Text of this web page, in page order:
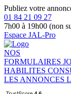
Publiez votre
01 84 21 09 27
7h00 à 19h00 (non
Espace JAL-Pro
NOS
FORMULAIRES
HABILITES
LES ANNONCES